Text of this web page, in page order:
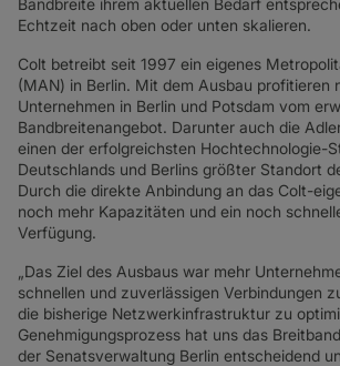
SD-WAN + SASE
ALLE NETZWERKDIENSTE
Bandbreite ihrem aktuellen Bedarf
Echtzeit nach oben oder unten skalieren.
Colt betreibt seit 1997 ein eigenes
(MAN) in Berlin. Mit dem Ausbau profitieren
Unternehmen in Berlin und Potsdam vom
Bandbreitenangebot. Darunter auch die
einen der erfolgreichsten Hochtechnologie-
Deutschlands und Berlins größter Standort
Durch die direkte Anbindung an das Colt-
noch mehr Kapazitäten und ein noch
Verfügung.
„Das Ziel des Ausbaus war mehr
schnellen und zuverlässigen Verbindungen
die bisherige Netzwerkinfrastruktur zu
Genehmigungsprozess hat uns das
der Senatsverwaltung Berlin entscheidend